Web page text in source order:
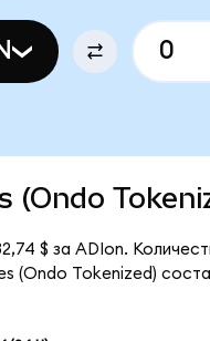
(Ondo
$ за ADIon.
(Ondo Tokenized)